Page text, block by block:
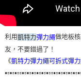
利用凱特力彈力繩做地板
友，不要錯過了！
《凱特力彈力繩可拆式彈